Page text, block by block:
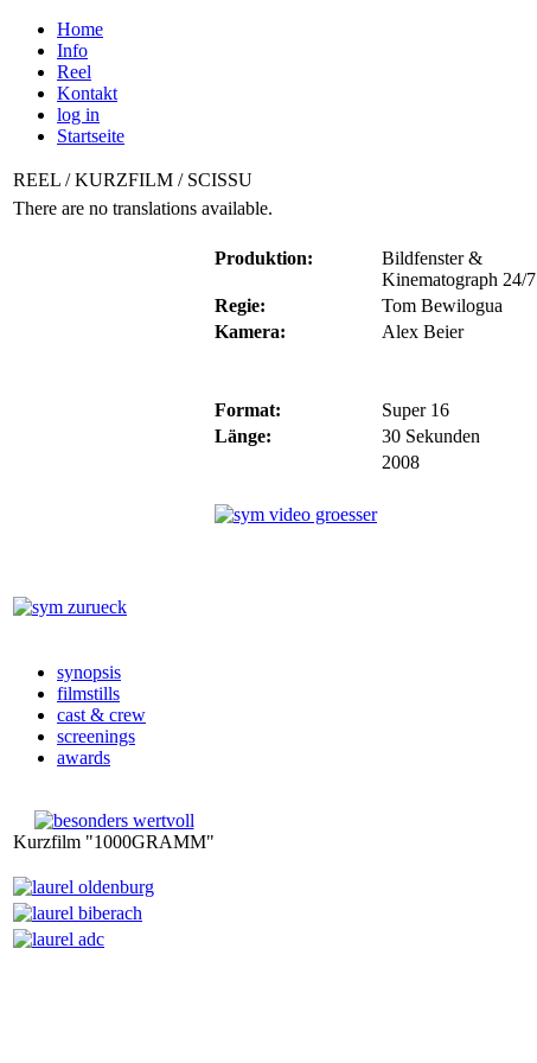
Home
Info
Reel
Kontakt
log in
Startseite
REEL / KURZFILM / SCISSU
There are no translations available.
Produktion:
Bildfenster &
Kinematograph 24/7
Regie:
Tom Bewilogua
Kamera:
Alex Beier
Format:
Super 16
Länge:
30 Sekunden
2008
synopsis
filmstills
cast & crew
screenings
awards
Kurzfilm "1000GRAMM"